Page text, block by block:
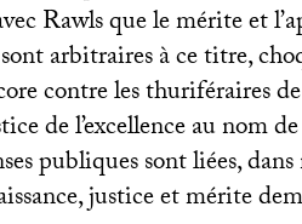
Rawls que le mérite et
arbitraires à ce titre,
contre les thuriféraires de
de l’excellence au nom
publiques sont liées,
justice et mérite